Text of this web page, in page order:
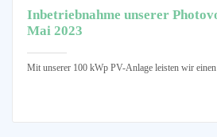
Inbetriebnahme unserer
Mai 2023
Mit unserer 100 kWp PV-Anlage leisten wir